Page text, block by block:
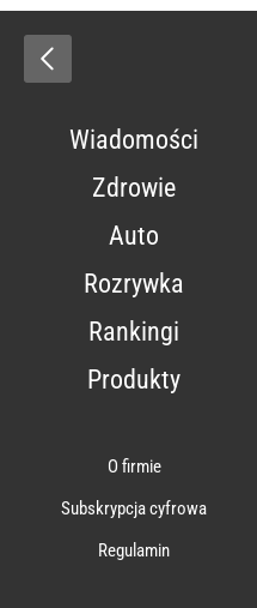
Wiadomości
Zdrowie
Auto
Rozrywka
Rankingi
Produkty
O firmie
Subskrypcja cyfrowa
Regulamin